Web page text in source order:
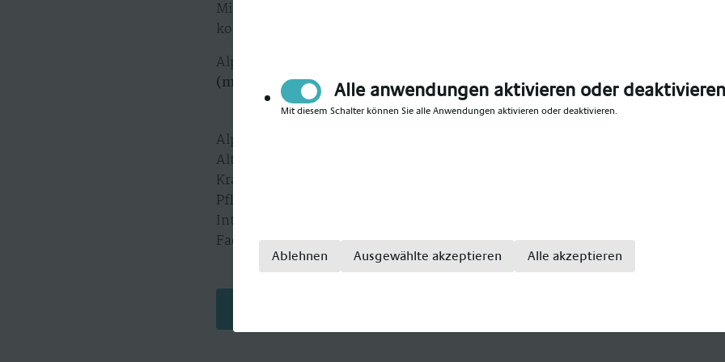
Mitarbeiterwohl einsetzt und dir die Möglichkeit bietet, dich vollkommen auf
konzentrieren, dann freuen wir uns auf deine Kontaktaufnahme!
Alpha-Med KG in Hamburg – Wo deine Leidenschaft als
(m/w/d)
den Raum bekommt, den sie verdient.
Alpha-Med gilt als Spezialanbieter im medizinischen Bereich, mit einem
Alten- und Krankenpflege. Wir bieten Teil- und Vollzeitstellen für:
Krankenpfleger, Krankenpfleger, Altenpfleger, Hebammen, Pflegefachkraft,
Pflegefachkraft, Krankenpflegefachkraft, Pflegefachfrau, Pflegefachmann,
Intensivpfleger, Intensivpflege, Krankenhaus Intensivfachkraft,
Fachkrankenpfleger.
Alle anwendungen aktivieren oder deaktivieren
Mit diesem Schalter können Sie alle Anwendungen aktivieren oder deaktivieren.
Ablehnen Ausgewählte akzeptieren Alle akzeptieren